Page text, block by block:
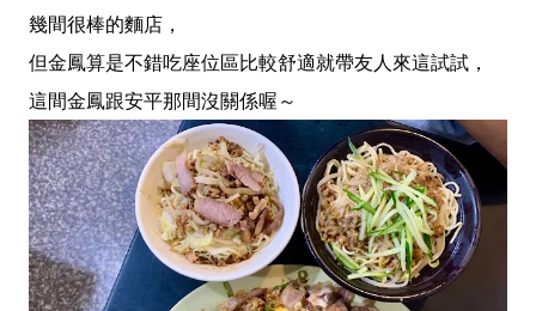
幾間很棒的麵店，
但金鳳算是不錯吃座位區比較舒適就帶友人來這試試，
這間金鳳跟安平那間沒關係喔～